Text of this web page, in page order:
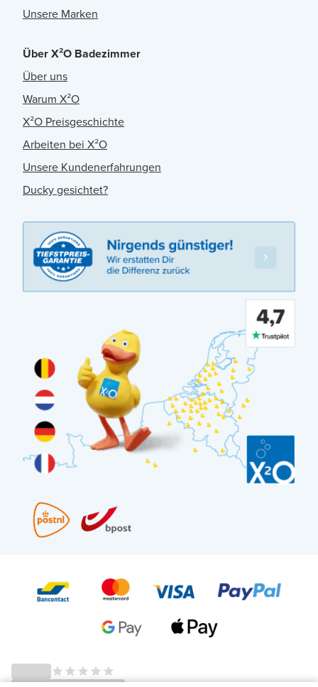
Unsere Marken
Über X²O Badezimmer
Über uns
Warum X²O
X²O Preisgeschichte
Arbeiten bei X²O
Unsere Kundenerfahrungen
Ducky gesichtet?